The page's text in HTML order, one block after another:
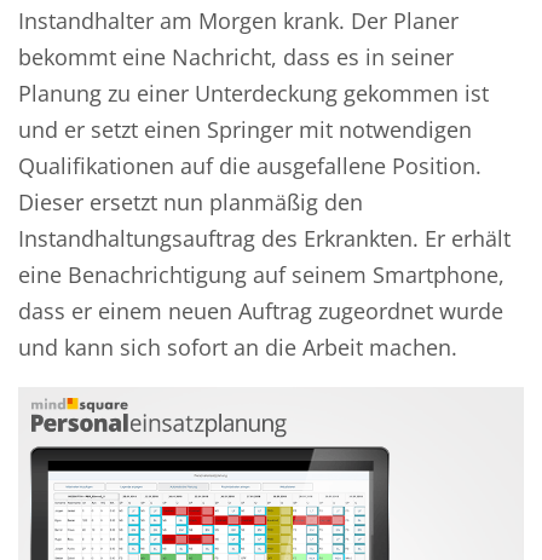
Instandhalter am Morgen krank. Der Planer
bekommt eine Nachricht, dass es in seiner
Planung zu einer Unterdeckung gekommen ist
und er setzt einen Springer mit notwendigen
Qualifikationen auf die ausgefallene Position.
Dieser ersetzt nun planmäßig den
Instandhaltungsauftrag des Erkrankten. Er erhält
eine Benachrichtigung auf seinem Smartphone,
dass er einem neuen Auftrag zugeordnet wurde
und kann sich sofort an die Arbeit machen.